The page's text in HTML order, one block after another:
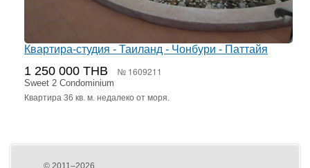
Квартира-студия - Таиланд - Чонбури - Паттайя
1 250 000 THB № 1609211
Sweet 2 Condominium
Квартира 36 кв. м. недалеко от моря.
© 2011–2026